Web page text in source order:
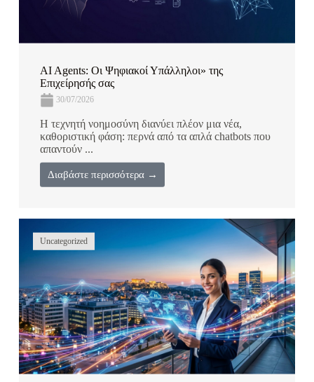
AI Agents: Οι Ψηφιακοί Υπάλληλοι» της
Επιχείρησής σας
30/07/2026
Η τεχνητή νοημοσύνη διανύει πλέον μια νέα,
καθοριστική φάση: περνά από τα απλά chatbots που
απαντούν ...
Διαβάστε περισσότερα →
Uncategorized